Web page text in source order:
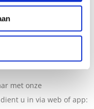
bij ons niet klik-en-klaar.
met onze
u in via web of app: